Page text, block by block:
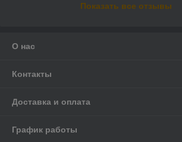
Показать все отзывы
О нас
Контакты
Доставка и оплата
График работы